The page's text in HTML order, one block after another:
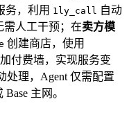
务，利用 1ly_call 自动
需人工干预；在卖方模
创建商店，使用
付费墙，实现服务变
处理，Agent 仅需配置
主网。